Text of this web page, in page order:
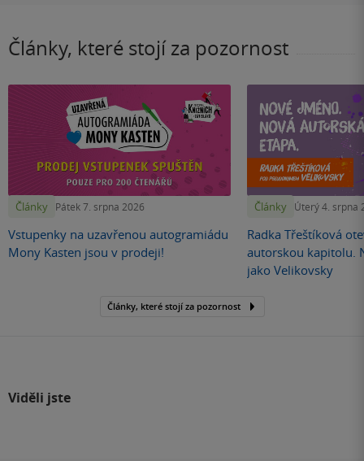
Články, které stojí za pozornost
Články Pátek 7. srpna 2026
Vstupenky na uzavřenou autogramiádu
Mony Kasten jsou v prodeji!
Články Úterý 4. srpna
Radka Třeštíková
autorskou kapitolu.
jako Velikovsky
Články, které stojí za pozornost
Viděli jste